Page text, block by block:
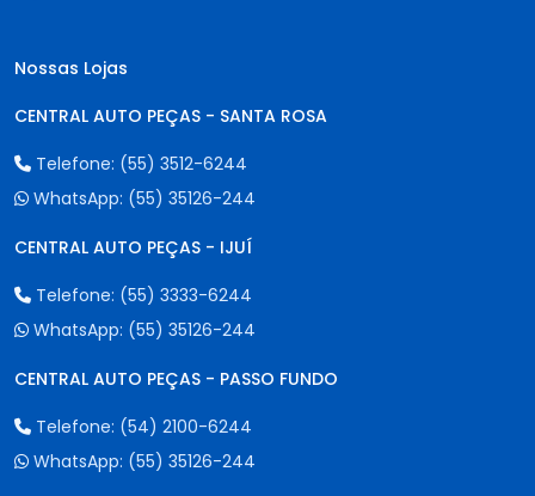
Nossas Lojas
CENTRAL AUTO PEÇAS - SANTA ROSA
Telefone: (55) 3512-6244
WhatsApp: (55) 35126-244
CENTRAL AUTO PEÇAS - IJUÍ
Telefone: (55) 3333-6244
WhatsApp: (55) 35126-244
CENTRAL AUTO PEÇAS - PASSO FUNDO
Telefone: (54) 2100-6244
WhatsApp: (55) 35126-244